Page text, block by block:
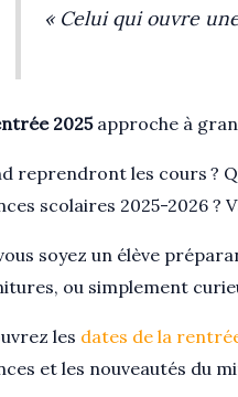
« Celui qui ouvre
2025approche à
reprendront les cours ?
scolaires 2025-2026 ?
soyez un élève
ou simplement
les dates de la
et les nouveautés du